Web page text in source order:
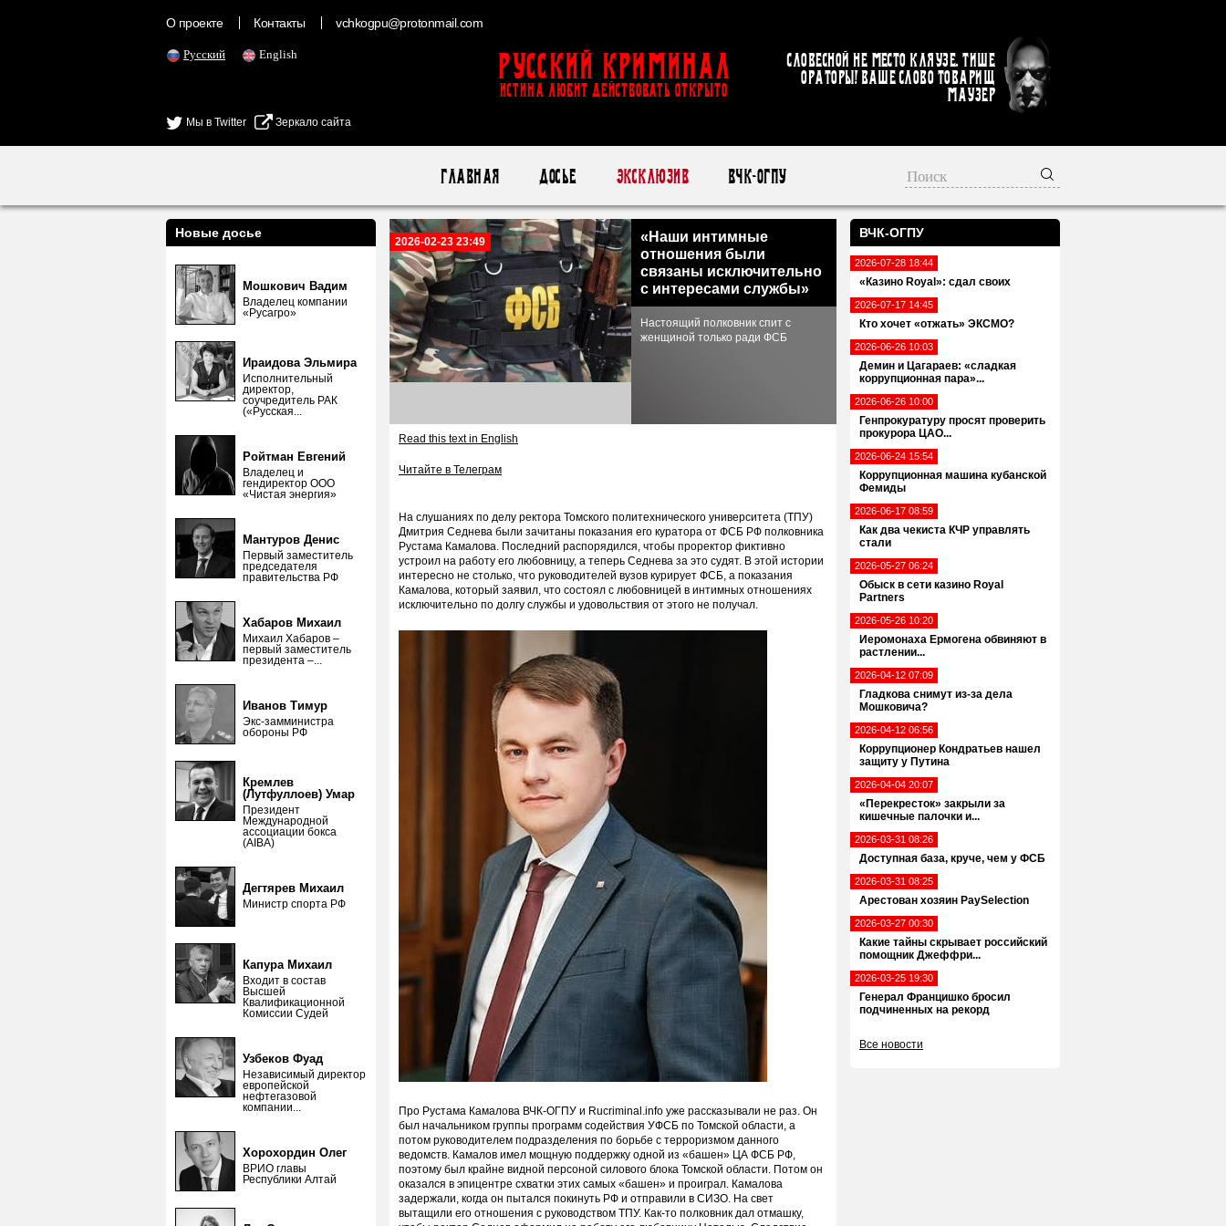
О проекте Контакты vchkogpu@protonmail.com
Русский English
Мы в Twitter Зеркало сайта
Русский Криминал
ИСТИНА ЛЮБИТ ДЕЙСТВОВАТЬ ОТКРЫТО
Словесной не место кляузе. Тише
ораторы! Ваше слово товарищ
Маузер
Главная Досье Эксклюзив ВЧК-ОГПУ
ВЧК-ОГПУ
2026-07-28 18:44
«Казино Royal»: сдал своих
2026-07-17 14:45
Кто хочет «отжать» ЭКСМО?
2026-06-26 10:03
Демин и Цагараев: «сладкая
коррупционная пара»...
2026-06-26 10:00
Генпрокуратуру просят проверить
прокурора ЦАО...
2026-06-24 15:54
Коррупционная машина кубанской
Фемиды
2026-06-17 08:59
Как два чекиста КЧР управлять
стали
2026-05-27 06:24
Обыск в сети казино Royal
Partners
2026-05-26 10:20
Иеромонаха Ермогена обвиняют в
растлении...
2026-04-12 07:09
Гладкова снимут из-за дела
Мошковича?
2026-04-12 06:56
Коррупционер Кондратьев нашел
защиту у Путина
2026-04-04 20:07
«Перекресток» закрыли за
кишечные палочки и...
2026-03-31 08:26
Доступная база, круче, чем у ФСБ
2026-03-31 08:25
Арестован хозяин PaySelection
2026-03-27 00:30
Какие тайны скрывает российский
помощник Джеффри...
2026-03-25 19:30
Генерал Францишко бросил
подчиненных на рекорд
Все новости
Новые досье
Мошкович Вадим
Владелец компании
«Русагро»
Ираидова Эльмира
Исполнительный
директор,
соучредитель РАК
(«Русская...
Ройтман Евгений
Владелец и
гендиректор ООО
«Чистая энергия»
Мантуров Денис
Первый заместитель
председателя
правительства РФ
Хабаров Михаил
Михаил Хабаров –
первый заместитель
президента –...
Иванов Тимур
Экс-замминистра
обороны РФ
Кремлев
(Лутфуллоев) Умар
Президент
Международной
ассоциации бокса
(AIBA)
Дегтярев Михаил
Министр спорта РФ
Капура Михаил
Входит в состав
Высшей
Квалификационной
Комиссии Судей
Узбеков Фуад
Независимый директор
европейской
нефтегазовой
компании...
Хорохордин Олег
ВРИО главы
Республики Алтай
2026-02-23 23:49
«Наши интимные
отношения были
связаны исключительно
с интересами службы»
Настоящий полковник спит с
женщиной только ради ФСБ
Read this text in English
Читайте в Телеграм
На слушаниях по делу ректора Томского политехнического университета (ТПУ)
Дмитрия Седнева были зачитаны показания его куратора от ФСБ РФ полковника
Рустама Камалова. Последний распорядился, чтобы проректор фиктивно
устроил на работу его любовницу, а теперь Седнева за это судят. В этой истории
интересно не столько, что руководителей вузов курирует ФСБ, а показания
Камалова, который заявил, что состоял с любовницей в интимных отношениях
исключительно по долгу службы и удовольствия от этого не получал.
Про Рустама Камалова ВЧК-ОГПУ и Rucriminal.info уже рассказывали не раз. Он
был начальником группы программ содействия УФСБ по Томской области, а
потом руководителем подразделения по борьбе с терроризмом данного
ведомств. Камалов имел мощную поддержку одной из «башен» ЦА ФСБ РФ,
поэтому был крайне видной персоной силового блока Томской области. Потом он
оказался в эпицентре схватки этих самых «башен» и проиграл. Камалова
задержали, когда он пытался покинуть РФ и отправили в СИЗО. На свет
вытащили его отношения с руководством ТПУ. Как-то полковник дал отмашку,